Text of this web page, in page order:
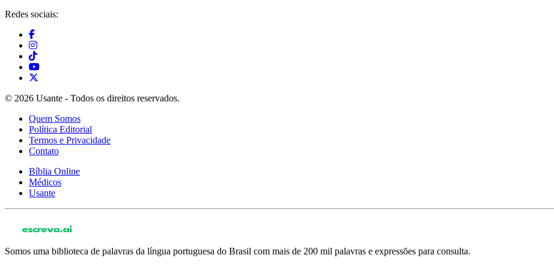
Redes sociais:
© 2026 Usante - Todos os direitos reservados.
Quem Somos
Política Editorial
Termos e Privacidade
Contato
Bíblia Online
Médicos
Usante
Somos uma biblioteca de palavras da língua portuguesa do Brasil com mais de 200 mil palavras e expressões para consulta.